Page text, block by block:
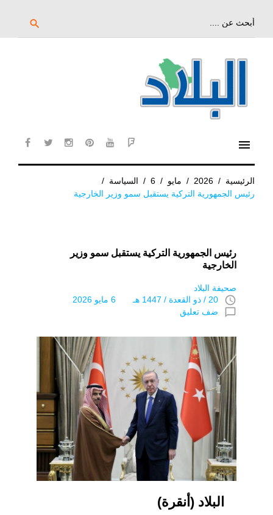
search
menu
الرئيسية /
2026
/ مايو /
6
/ السياسة /
رئيس الجمهورية التركية يستقبل سمو وزير الخارجية
رئيس الجمهورية التركية يستقبل سمو وزير
الخارجية
صحيفة البلاد
access_time 20 / ذو القعدة / 1447 هـ 6 مايو 2026
chat_bubble_outline ضف تعليق
البلاد (أنقرة)